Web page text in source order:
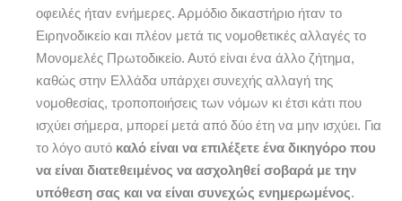
οφειλές ήταν ενήμερες. Αρμόδιο δικαστήριο ήταν το
Ειρηνοδικείο και πλέον μετά τις νομοθετικές αλλαγές το
Μονομελές Πρωτοδικείο. Αυτό είναι ένα άλλο ζήτημα,
καθώς στην Ελλάδα υπάρχει συνεχής αλλαγή της
νομοθεσίας, τροποποιήσεις των νόμων κι έτσι κάτι που
ισχύει σήμερα, μπορεί μετά από δύο έτη να μην ισχύει. Για
το λόγο αυτό καλό είναι να επιλέξετε ένα δικηγόρο που
να είναι διατεθειμένος να ασχοληθεί σοβαρά με την
υπόθεση σας και να είναι συνεχώς ενημερωμένος.